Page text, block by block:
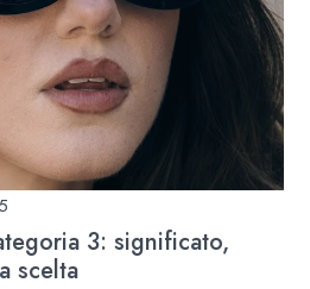
3: significato,
scelta